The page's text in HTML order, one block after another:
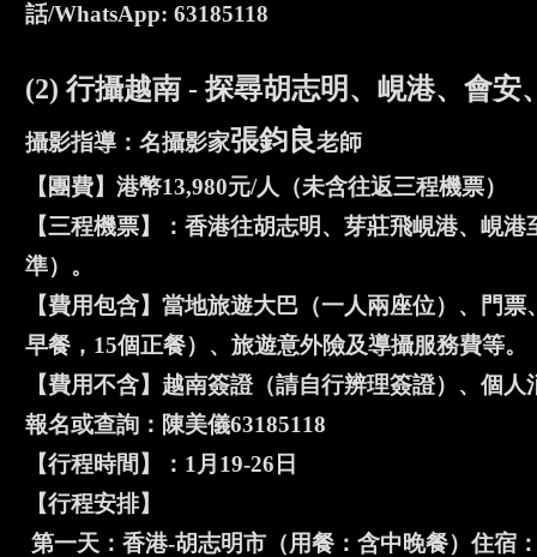
話/WhatsApp: 63185118
(2) 行攝越南 - 探尋胡志明、峴港、會
攝影指導：名攝影家張鈞良老師
【團費】港幣13,980元/人（未含往返三程機票）
【三程機票】：香港往胡志明、芽莊飛峴港、峴
準）。
【費用包含】當地旅遊大巴（一人兩座位）、門
早餐，15個正餐）、旅遊意外險及導攝服務費等。
【費用不含】越南簽證（請自行辨理簽證）、個
報名或查詢：陳美儀63185118
【行程時間】：1月19-26日
【行程安排】
第一天：香港-胡志明市（用餐：含中晚餐）住宿